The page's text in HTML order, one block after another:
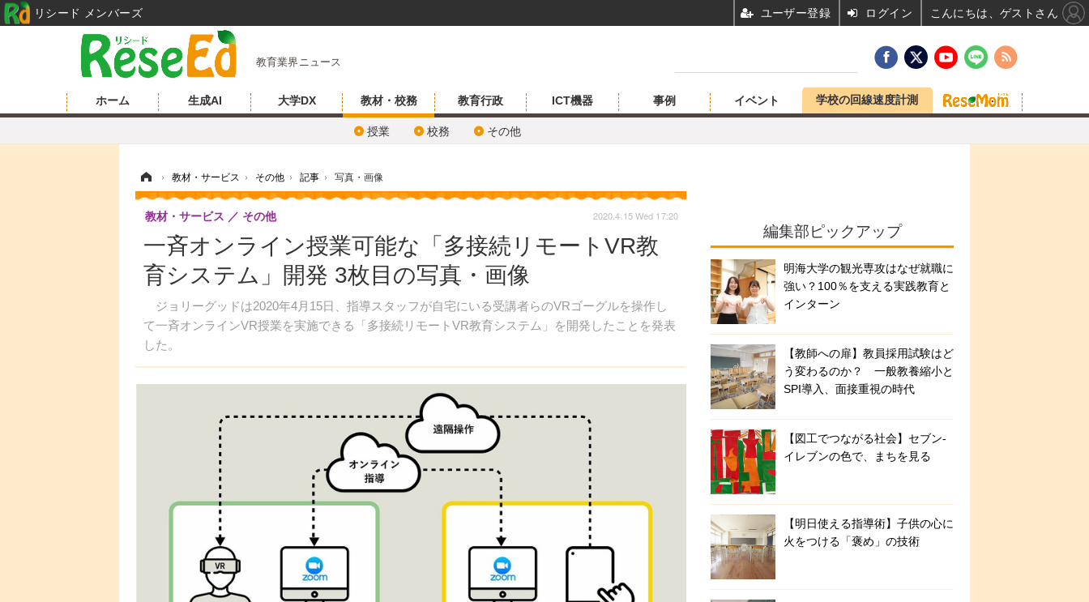
教育業界ニュース
ホーム 生成AI 大学DX 教材・校務
授業 校務 その他
教育行政 ICT機器 事例 イベント 学校の回線速度計測
› 教材・サービス › その他 › 記事 › 写真・画像
一斉オンライン授業可能な「多接続リモートVR教
育システム」開発 3枚目の写真・画像
ジョリーグッドは2020年4月15日、指導スタッフが自宅にいる受講者らのVRゴーグルを操作し
て一斉オンラインVR授業を実施できる「多接続リモートVR教育システム」を開発したことを発表
した。
教材・サービス その他 2020.4.15 Wed 17:20
編集部ピックアップ
明海大学の観光専攻はなぜ就職に
強い？100％を支える実践教育と
インターン
【教師への扉】教員採用試験はど
う変わるのか？ 一般教養縮小と
SPI導入、面接重視の時代
【図工でつながる社会】セブン‐
イレブンの色で、まちを見る
【明日使える指導術】子供の心に
火をつける「褒め」の技術
リシード メンバーズ ユーザー登録 ログイン こんにちは、ゲストさん